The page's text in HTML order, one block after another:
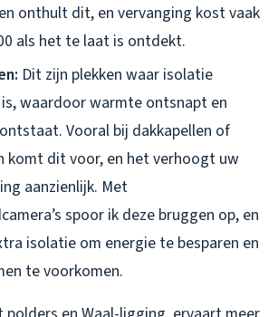
onthult dit, en vervanging kost vaak
als het te laat is ontdekt.
Dit zijn plekken waar isolatie
waardoor warmte ontsnapt en
Vooral bij dakkapellen of
komt dit voor, en het verhoogt uw
aanzienlijk. Met
spoor ik deze bruggen op, en
isolatie om energie te besparen en
te voorkomen.